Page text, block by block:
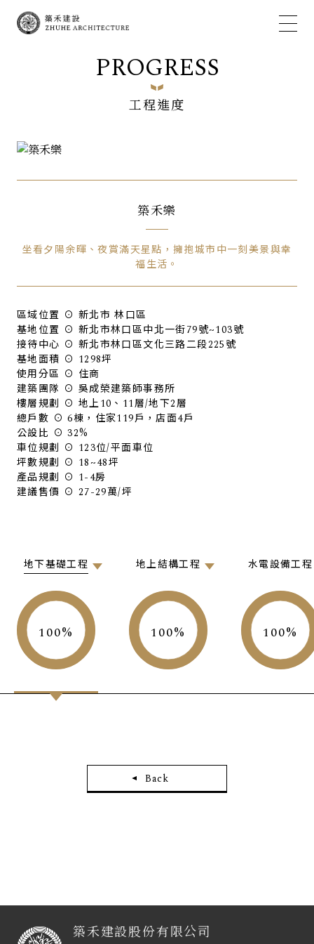
PROGRESS
工程進度
築禾樂
坐看夕陽余暉、夜賞滿天星點，擁抱城市中一刻美景與幸
福生活。
區域位置 ⊙ 新北市 林口區
基地位置 ⊙ 新北市林口區中北一街79號~103號
接待中心 ⊙ 新北市林口區文化三路二段225號
基地面積 ⊙ 1298坪
使用分區 ⊙ 住商
建築團隊 ⊙ 吳成榮建築師事務所
樓層規劃 ⊙ 地上10、11層/地下2層
總戶數 ⊙ 6棟，住家119戶，店面4戶
公設比 ⊙ 32%
車位規劃 ⊙ 123位/平面車位
坪數規劃 ⊙ 18~48坪
產品規劃 ⊙ 1-4房
建議售價 ⊙ 27-29萬/坪
地下基礎工程
100
地上結構工程
100
水電設備工程
100
Back
築禾建設股份有限公司